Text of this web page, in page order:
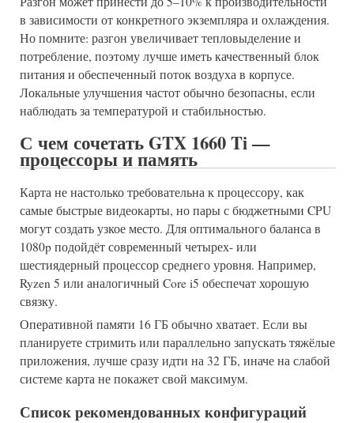
в зависимости от конкретного экземпляра и охлаждения.
Но помните: разгон увеличивает тепловыделение и
потребление, поэтому лучше иметь качественный блок
питания и обеспеченный поток воздуха в корпусе.
Локальные улучшения частот обычно безопасны, если
наблюдать за температурой и стабильностью.
С чем сочетать GTX 1660 Ti —
процессоры и память
Карта не настолько требовательна к процессору, как
самые быстрые видеокарты, но пары с бюджетными CPU
могут создать узкое место. Для оптимального баланса в
1080p подойдёт современный четырех- или
шестиядерный процессор среднего уровня. Например,
Ryzen 5 или аналогичный Core i5 обеспечат хорошую
связку.
Оперативной памяти 16 ГБ обычно хватает. Если вы
планируете стримить или параллельно запускать тяжёлые
приложения, лучше сразу идти на 32 ГБ, иначе на слабой
системе карта не покажет свой максимум.
Список рекомендованных конфигураций